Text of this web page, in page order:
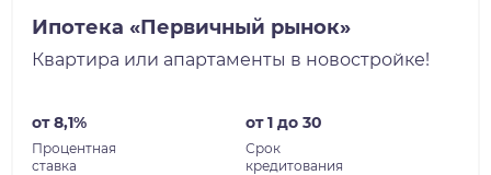
Ипотека «Первичный рынок»
Квартира или апартаменты в новостройке!
от 8,1%
Процентная
ставка
от 1 до 30
Срок
кредитования